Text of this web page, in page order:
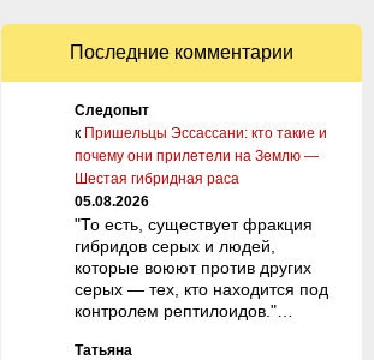
Последние комментарии
Следопыт
к Пришельцы Эссассани: кто такие и
почему они прилетели на Землю —
Шестая гибридная раса
05.08.2026
"То есть, существует фракция
гибридов серых и людей,
которые воюют против других
серых — тех, кто находится под
контролем рептилоидов."…
Татьяна